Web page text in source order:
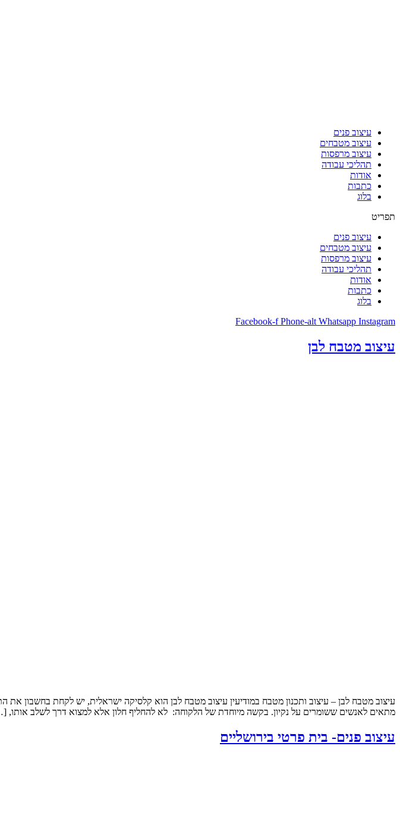
עיצוב פנים
עיצוב מטבחים
עיצוב מרפסות
תהליכי עבודה
אודות
כתבות
בלוג
תפריט
עיצוב פנים
עיצוב מטבחים
עיצוב מרפסות
תהליכי עבודה
אודות
כתבות
בלוג
Facebook-f Phone-alt Whatsapp Instagram
עיצוב מטבח לבן
עיצוב מטבח לבן – עיצוב ותכנון מטבח במודיעין עיצוב מטבח לבן הוא קלסיקה ישראלית, יש לקחת בחשבון את
מתאים לאנשים ששומרים על נקיון. בקשה מיוחדת של הלקוחה: לא להחליף חלון אלא למצוא דרך לשלב אותו,
עיצוב פנים- בית פרטי בירושליים